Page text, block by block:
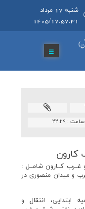
شنبه 17 مرداد
1405/17:57:31
ساعت : ۲۲:۲۹
كارون
کــارون شامــل :
غرب و میدان منصوری در
انتقال و